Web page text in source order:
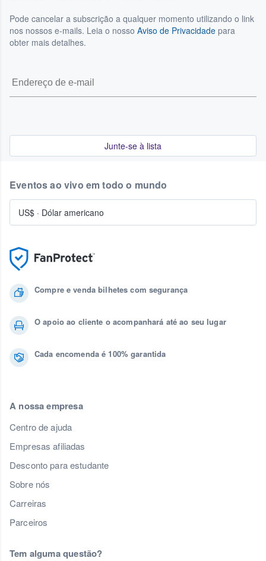
Pode cancelar a subscrição a qualquer momento utilizando o link
nos nossos e-mails. Leia o nosso Aviso de Privacidade para
obter mais detalhes.
Junte-se à lista
Compre e venda bilhetes com segurança
O apoio ao cliente o acompanhará até ao seu lugar
Cada encomenda é 100% garantida
A nossa empresa
Centro de ajuda
Empresas afiliadas
Desconto para estudante
Sobre nós
Carreiras
Parceiros
Tem alguma questão?
Eventos ao vivo em todo o mundo
US$ · Dólar americano